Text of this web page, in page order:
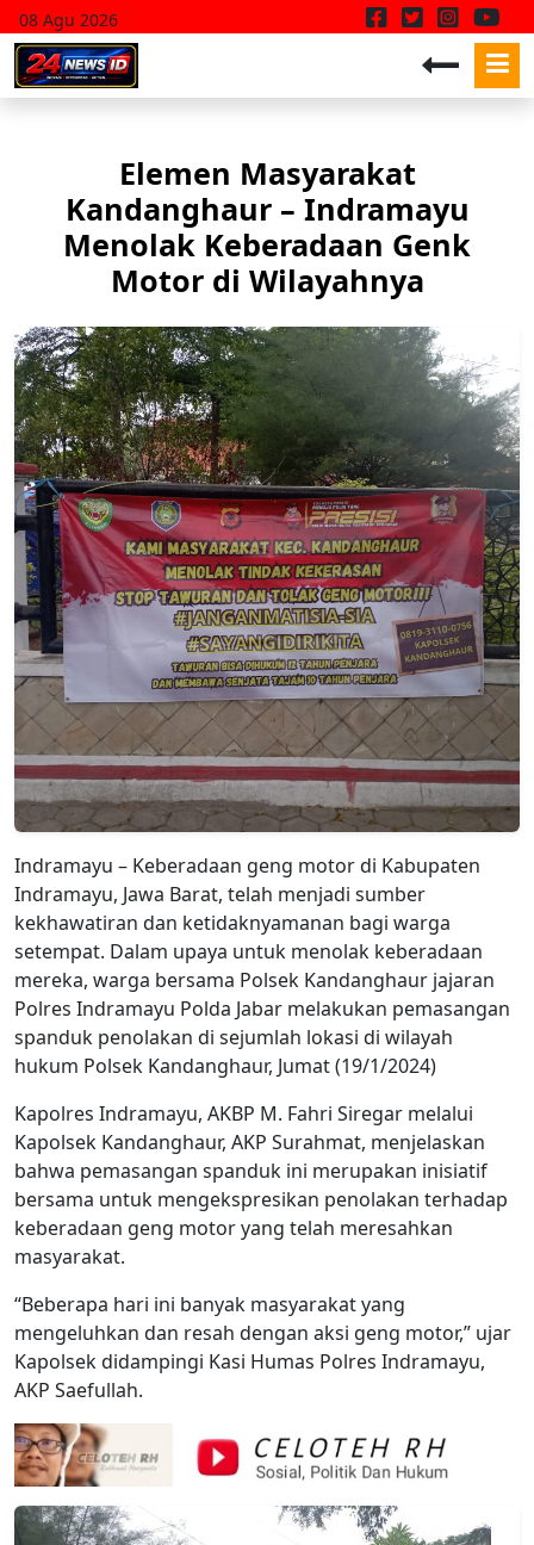
08 Agu 2026
Elemen Masyarakat
Kandanghaur – Indramayu
Menolak Keberadaan Genk
Motor di Wilayahnya
Indramayu – Keberadaan geng motor di Kabupaten
Indramayu, Jawa Barat, telah menjadi sumber
kekhawatiran dan ketidaknyamanan bagi warga
setempat. Dalam upaya untuk menolak keberadaan
mereka, warga bersama Polsek Kandanghaur jajaran
Polres Indramayu Polda Jabar melakukan pemasangan
spanduk penolakan di sejumlah lokasi di wilayah
hukum Polsek Kandanghaur, Jumat (19/1/2024)
Kapolres Indramayu, AKBP M. Fahri Siregar melalui
Kapolsek Kandanghaur, AKP Surahmat, menjelaskan
bahwa pemasangan spanduk ini merupakan inisiatif
bersama untuk mengekspresikan penolakan terhadap
keberadaan geng motor yang telah meresahkan
masyarakat.
“Beberapa hari ini banyak masyarakat yang
mengeluhkan dan resah dengan aksi geng motor,” ujar
Kapolsek didampingi Kasi Humas Polres Indramayu,
AKP Saefullah.